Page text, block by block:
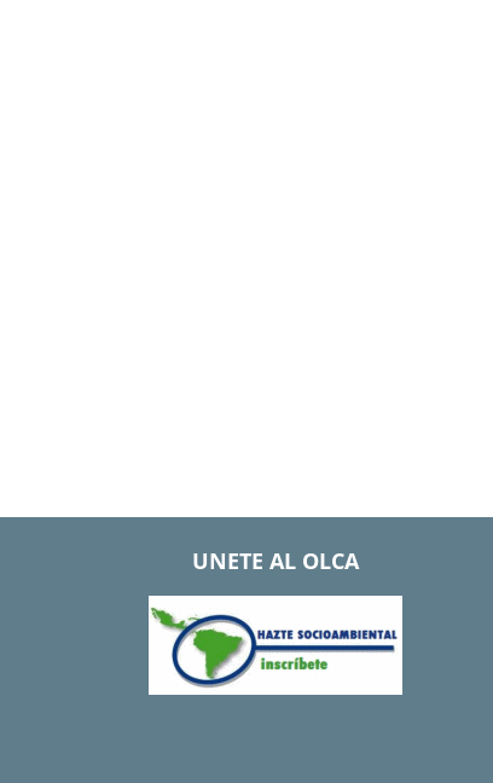
UNETE AL OLCA